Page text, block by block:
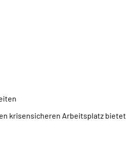
krisensicheren Arbeitsplatz bietet.